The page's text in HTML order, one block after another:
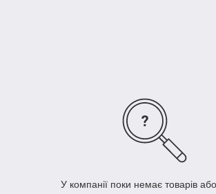
У компанії поки немає товарів